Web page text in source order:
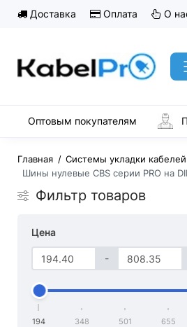
Доставка Оплата О
Оптовым покупателям
Главная Системы укладки
Шины нулевые CBS серии PRO на
Фильтр товаров
Цена
-
194 348 501 655